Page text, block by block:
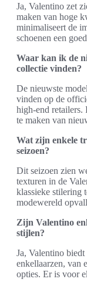
Ja, Valentino zet
maken van hoge
minimaliseert de
schoenen een
Waar kan ik de
collectie vinden?
De nieuwste
vinden op de
high-end
te maken van
Wat zijn enkele
seizoen?
Dit seizoen zien
texturen in de
klassieke stilering
modewereld
Zijn Valentino
stijlen?
Ja, Valentino
enkellaarzen, van
opties. Er is voor